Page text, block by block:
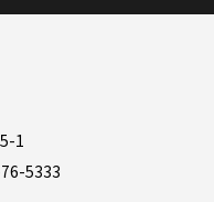
1
5333